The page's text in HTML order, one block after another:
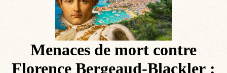
Menaces de mort contre
Florence Bergeaud-Blackler :